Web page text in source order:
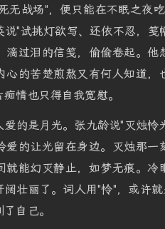
无战场"，便只能在不眠之夜
说"试挑灯欲写、还依不忍，
滴过泪的信笺，偷偷卷起。
心的苦楚煎熬又有何人知道
情也只得自我宽慰。
爱的是月光。张九龄说"灭烛
爱的让光留在身边。灭烛那一
就能幻灭静止，如梦无痕。
阔壮丽了。词人用"怜"，或许
自己。